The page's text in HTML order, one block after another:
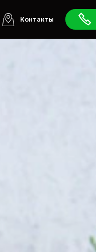
Контакты